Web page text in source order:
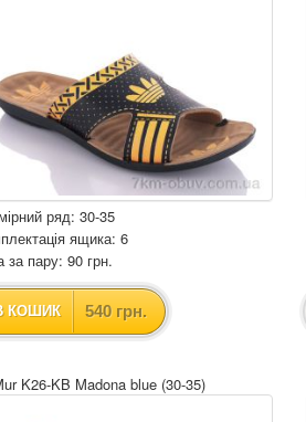
ряд: 30-35
ящика: 6
за пару: 90 грн.
КОШИК 540 грн.
K26-KB Madona blue (30-35)